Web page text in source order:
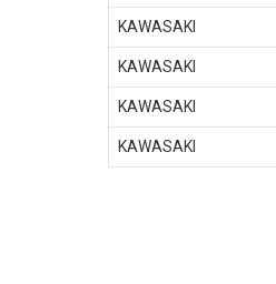
KAWASAKI
KAWASAKI
KAWASAKI
KAWASAKI